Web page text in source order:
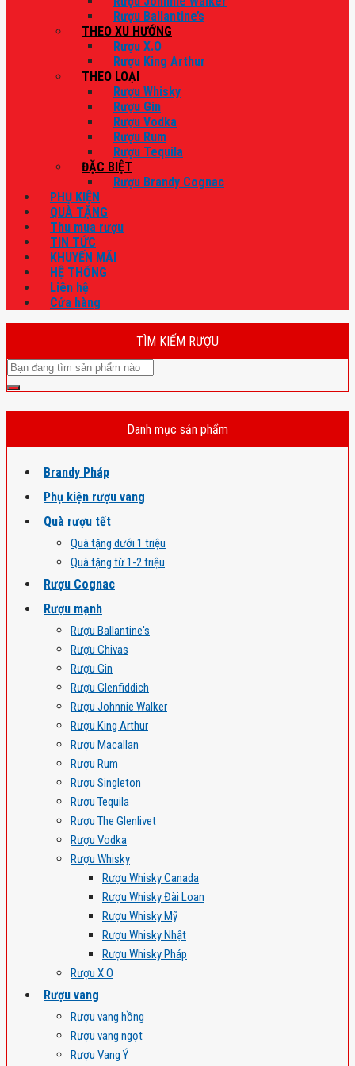
Rượu Ballantine’s
THEO XU HƯỚNG
Rượu X.O
Rượu King Arthur
THEO LOẠI
Rượu Whisky
Rượu Gin
Rượu Vodka
Rượu Rum
Rượu Tequila
ĐẶC BIỆT
Rượu Brandy Cognac
PHỤ KIỆN
QUÀ TẶNG
Thu mua rượu
TIN TỨC
KHUYẾN MÃI
HỆ THỐNG
Liên hệ
Cửa hàng
TÌM KIẾM RƯỢU
Danh mục sản phẩm
Brandy Pháp
Phụ kiện rượu vang
Quà rượu tết
Quà tặng dưới 1 triệu
Quà tặng từ 1-2 triệu
Rượu Cognac
Rượu mạnh
Rượu Ballantine's
Rượu Chivas
Rượu Gin
Rượu Glenfiddich
Rượu Johnnie Walker
Rượu King Arthur
Rượu Macallan
Rượu Rum
Rượu Singleton
Rượu Tequila
Rượu The Glenlivet
Rượu Vodka
Rượu Whisky
Rượu Whisky Canada
Rượu Whisky Đài Loan
Rượu Whisky Mỹ
Rượu Whisky Nhật
Rượu Whisky Pháp
Rượu X.O
Rượu vang
Rượu vang hồng
Rượu vang ngọt
Rượu Vang Ý